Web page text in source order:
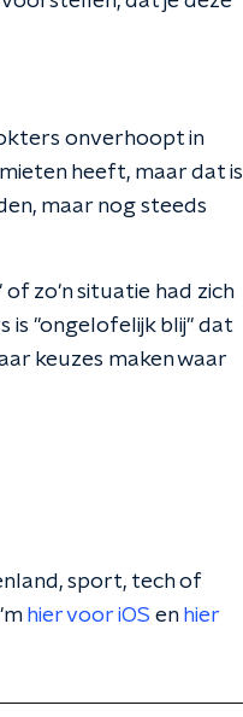
onverhoopt in
heeft, maar dat is
maar nog steeds
zo'n situatie had zich
is "ongelofelijk blij" dat
keuzes maken waar
sport, tech of
hier voor iOS en hier